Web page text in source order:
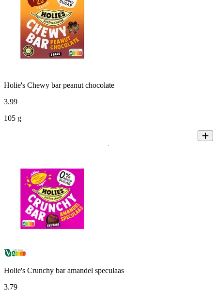
Holie's Chewy bar peanut chocolate
3.99
105 g
Holie's Crunchy bar amandel speculaas
3.79